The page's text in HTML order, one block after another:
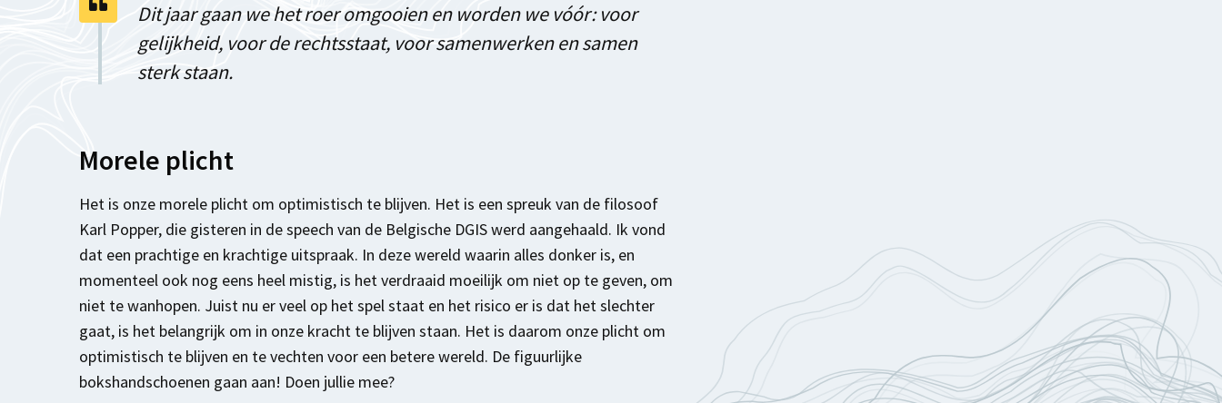
Dit jaar gaan we het roer omgooien en worden we vóór: voor
gelijkheid, voor de rechtsstaat, voor samenwerken en samen
sterk staan.
Morele plicht
Het is onze morele plicht om optimistisch te blijven. Het is een spreuk van de filosoof
Karl Popper, die gisteren in de speech van de Belgische DGIS werd aangehaald. Ik vond
dat een prachtige en krachtige uitspraak. In deze wereld waarin alles donker is, en
momenteel ook nog eens heel mistig, is het verdraaid moeilijk om niet op te geven, om
niet te wanhopen. Juist nu er veel op het spel staat en het risico er is dat het slechter
gaat, is het belangrijk om in onze kracht te blijven staan. Het is daarom onze plicht om
optimistisch te blijven en te vechten voor een betere wereld. De figuurlijke
bokshandschoenen gaan aan! Doen jullie mee?